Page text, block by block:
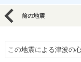
前の地震
この地震による津波の